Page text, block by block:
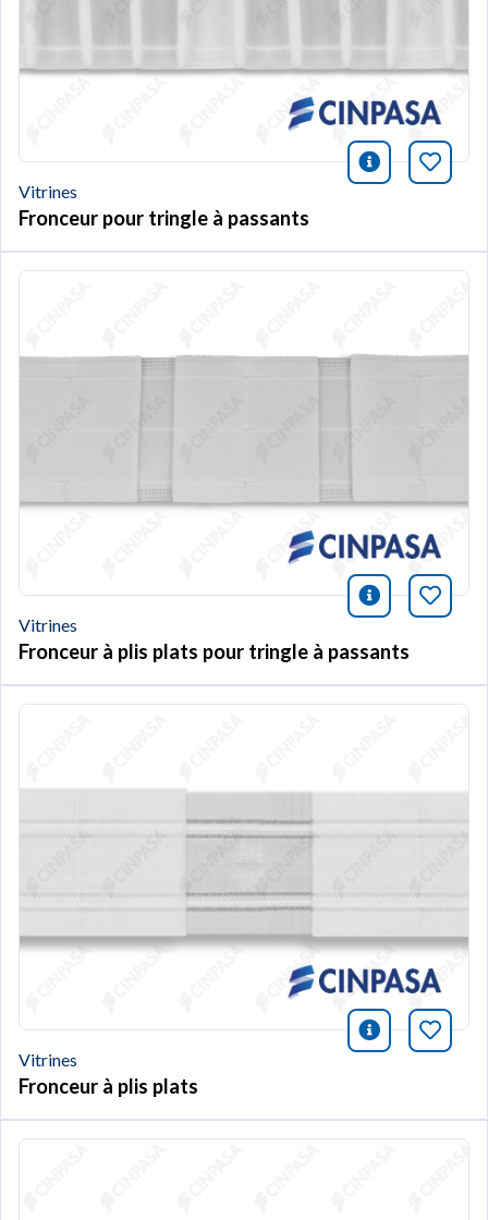
icono
Vitrines
Fronceur pour tringle à passants
icono
Vitrines
Fronceur à plis plats pour tringle à passants
icono
Vitrines
Fronceur à plis plats